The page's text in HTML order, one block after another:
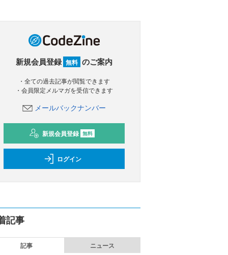
新規会員登録 無料 のご案内
・全ての過去記事が閲覧できます
・会員限定メルマガを受信できます
メールバックナンバー
新規会員登録 無料
ログイン
記事
記事 ニュース